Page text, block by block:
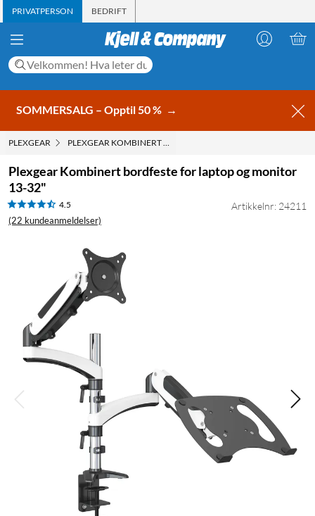
PRIVATPERSON BEDRIFT
SOMMERSALG – Opptil 50 % →
PLEXGEAR PLEXGEAR KOMBINERT BORDFESTE FOR LAPTOP OG
Plexgear Kombinert bordfeste for laptop og monitor
13-32"
4.5
(22 kundeanmeldelser)
Artikkelnr: 24211